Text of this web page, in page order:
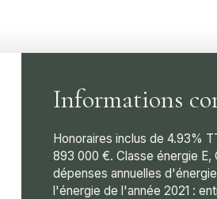
Informations
Honoraires inclus de 4.93%
893 000 €. Classe énergie
dépenses annuelles
l'énergie de l'année 2021 :